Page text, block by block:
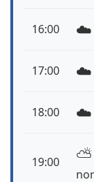
16:00 ☁️
17:00 ☁️
18:00 ☁️
19:00 ⛅️